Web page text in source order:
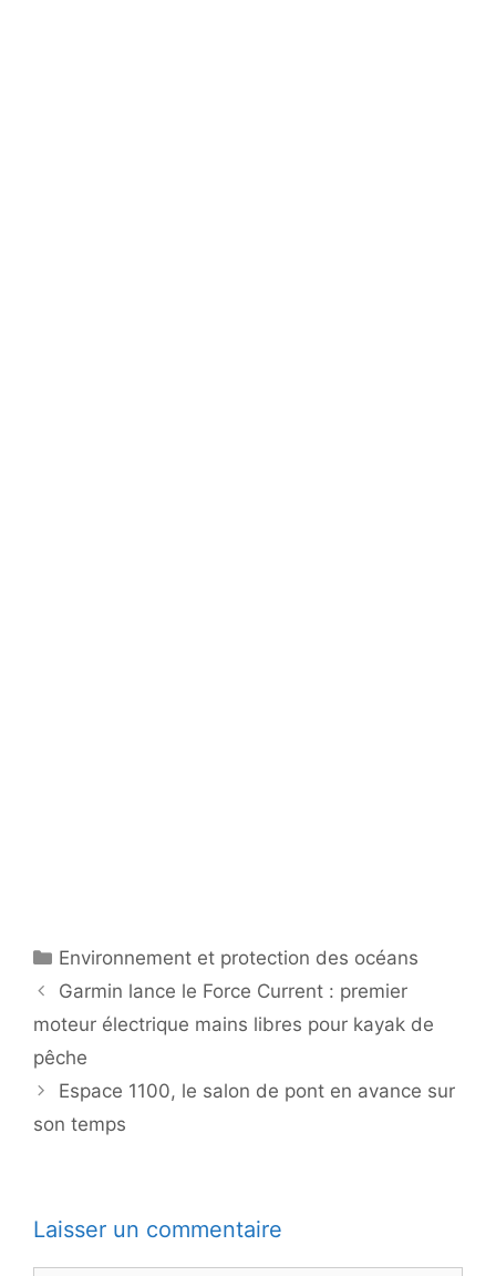
Catégories
Environnement et protection des océans
Garmin lance le Force Current : premier
moteur électrique mains libres pour kayak de
pêche
Espace 1100, le salon de pont en avance sur
son temps
Laisser un commentaire